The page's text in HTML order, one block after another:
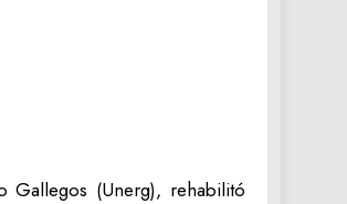
Gallegos (Unerg), rehabilitó